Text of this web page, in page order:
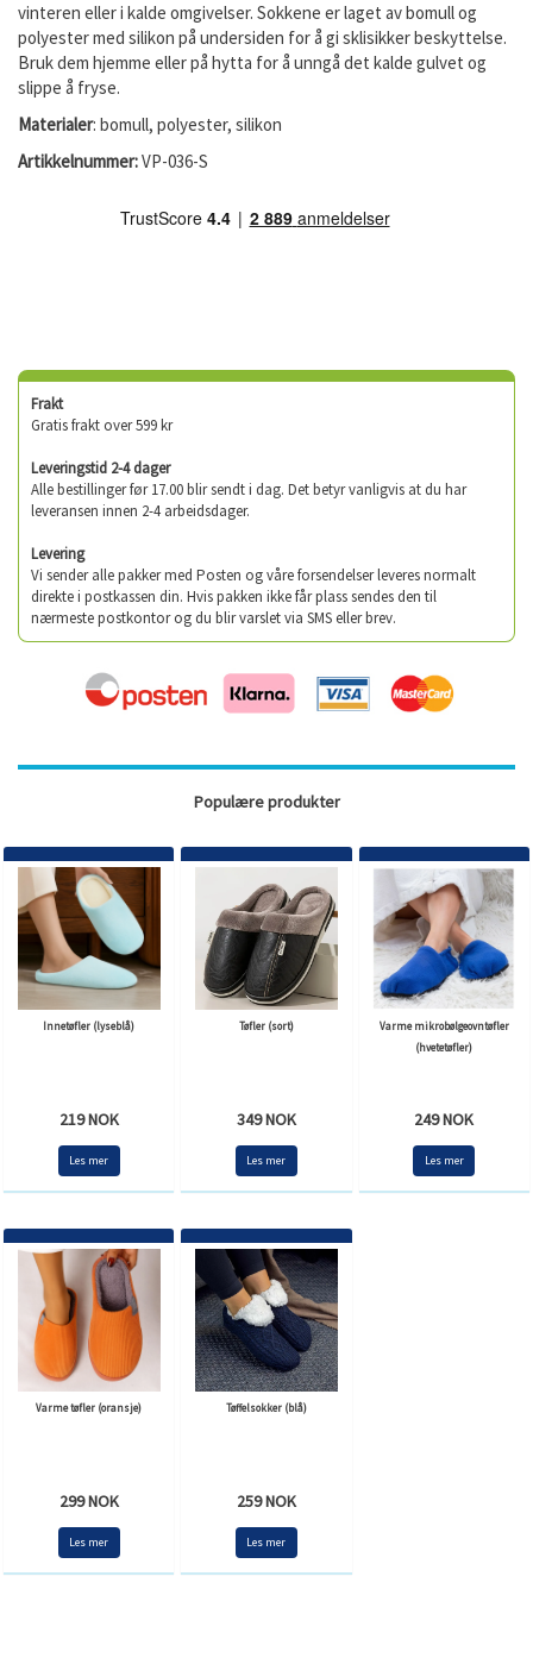
vinteren eller i kalde omgivelser. Sokkene er laget av bomull og
polyester med silikon på undersiden for å gi sklisikker beskyttelse.
Bruk dem hjemme eller på hytta for å unngå det kalde gulvet og
slippe å fryse.
Materialer: bomull, polyester, silikon
Artikkelnummer:VP-036-S
Frakt
Gratis frakt over 599 kr
Leveringstid 2-4 dager
Alle bestillinger før 17.00 blir sendt i dag. Det betyr vanligvis at du har
leveransen innen 2-4 arbeidsdager.
Levering
Vi sender alle pakker med Posten og våre forsendelser leveres normalt
direkte i postkassen din. Hvis pakken ikke får plass sendes den til
nærmeste postkontor og du blir varslet via SMS eller brev.
Populære produkter
Innetøfler (lyseblå)
219 NOK
Les mer
Tøfler (sort)
349 NOK
Les mer
Varme mikrobølgeovntøfler
(hvetetøfler)
249 NOK
Les mer
Varme tøfler (oransje)
299 NOK
Les mer
Tøffelsokker (blå)
259 NOK
Les mer